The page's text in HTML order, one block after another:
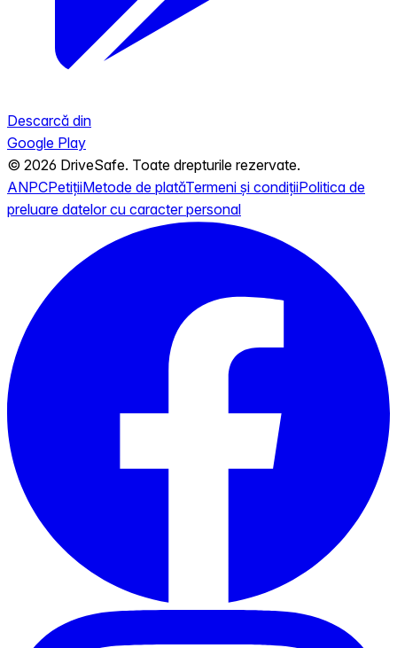
Descarcă din
Google Play
© 2026 DriveSafe. Toate drepturile rezervate.
ANPCPetițiiMetode de platăTermeni și condițiiPolitica de
preluare datelor cu caracter personal